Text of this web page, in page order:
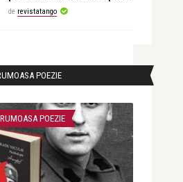
de revistatango
POEZIE
POEZIE